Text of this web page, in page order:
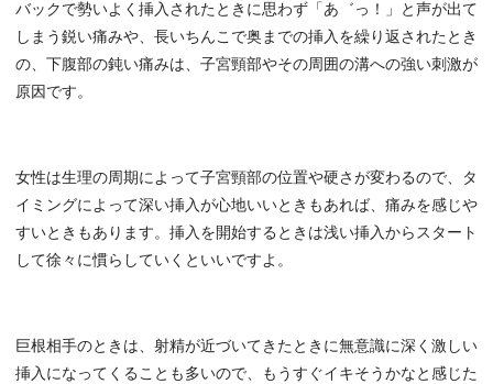
バックで勢いよく挿入されたときに思わず「あ゛っ！」と声が出て
しまう鋭い痛みや、長いちんこで奥までの挿入を繰り返されたとき
の、下腹部の鈍い痛みは、子宮頸部やその周囲の溝への強い刺激が
原因です。
女性は生理の周期によって子宮頸部の位置や硬さが変わるので、タ
イミングによって深い挿入が心地いいときもあれば、痛みを感じや
すいときもあります。挿入を開始するときは浅い挿入からスタート
して徐々に慣らしていくといいですよ。
巨根相手のときは、射精が近づいてきたときに無意識に深く激しい
挿入になってくることも多いので、もうすぐイキそうかなと感じた